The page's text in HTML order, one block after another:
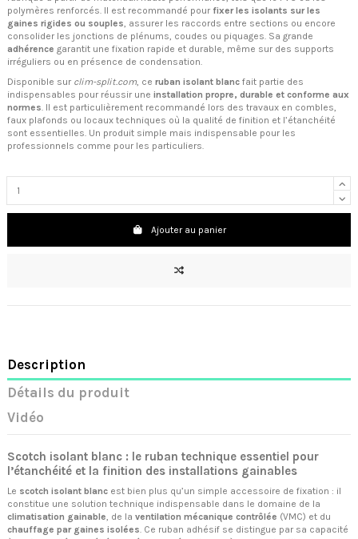
polymères renforcés. Il est recommandé pour fixer les isolants sur les
gaines rigides ou souples , assurer les raccords entre sections ou encore
consolider les jonctions de plénums, coudes ou piquages. Sa grande
adhérence garantit une fixation rapide et durable, même sur des supports
irréguliers ou en présence de condensation.
Disponible sur clim-split.com, ce ruban isolant blanc fait partie des
indispensables pour réussir une installation propre, durable et conforme aux
normes. Il est particulièrement recommandé lors des travaux en combles,
faux plafonds ou locaux techniques où la qualité de finition et l’étanchéité
sont essentielles. Un produit simple mais indispensable pour les
professionnels comme pour les particuliers.
Ajouter au panier
Description
Détails du produit
Vidéo
Scotch isolant blanc : le ruban technique essentiel pour
l’étanchéité et la finition des installations gainables
Le scotch isolant blanc est bien plus qu’un simple accessoire de fixation : il
constitue une solution technique indispensable dans le domaine de la
climatisation gainable, de la ventilation mécanique contrôlée (VMC) et du
chauffage par gaines isolées. Ce ruban adhésif se distingue par sa capacité